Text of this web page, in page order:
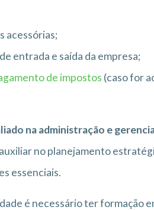
acessórias;
entrada e saída da empresa;
de impostos (caso for
na administração e
no planejamento
essenciais.
é necessário ter formação